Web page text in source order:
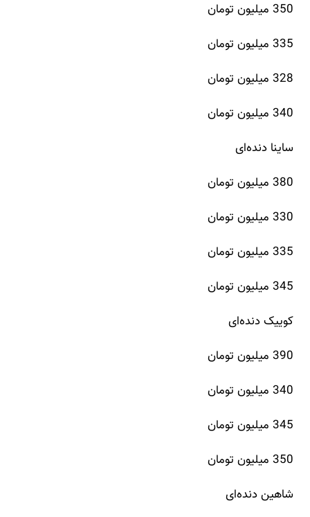
350 میلیون تومان
335 میلیون تومان
328 میلیون تومان
340 میلیون تومان
ساینا دند‌ه‌ای
380 میلیون تومان
330 میلیون تومان
335 میلیون تومان
345 میلیون تومان
کوییک دنده‌ای
390 میلیون تومان
340 میلیون تومان
345 میلیون تومان
350 میلیون تومان
شاهین دنده‌ای